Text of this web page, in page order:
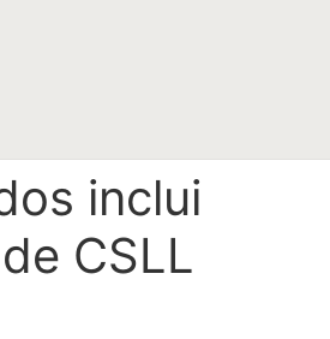
inclui
CSLL